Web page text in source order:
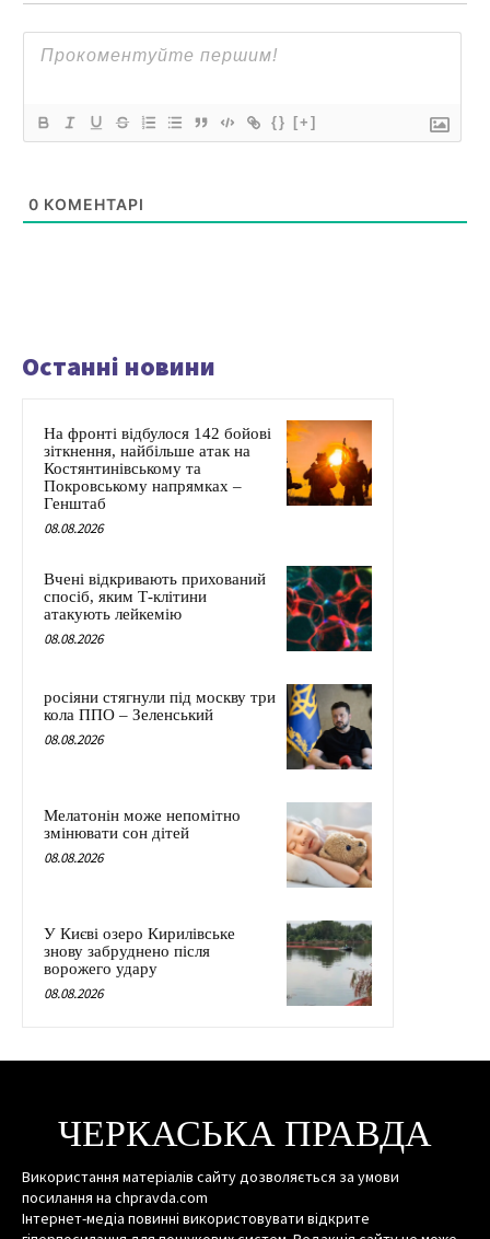
{} [+]
0 КОМЕНТАРІ
Останні новини
На фронті відбулося 142 бойові
зіткнення, найбільше атак на
Костянтинівському та
Покровському напрямках –
Генштаб
08.08.2026
Вчені відкривають прихований
спосіб, яким Т-клітини
атакують лейкемію
08.08.2026
росіяни стягнули під москву три
кола ППО – Зеленський
08.08.2026
Мелатонін може непомітно
змінювати сон дітей
08.08.2026
У Києві озеро Кирилівське
знову забруднено після
ворожего удару
08.08.2026
ЧЕРКАСЬКА ПРАВДА
Використання матеріалів сайту дозволяється за умови
посилання на chpravda.com
Інтернет-медіа повинні використовувати відкрите